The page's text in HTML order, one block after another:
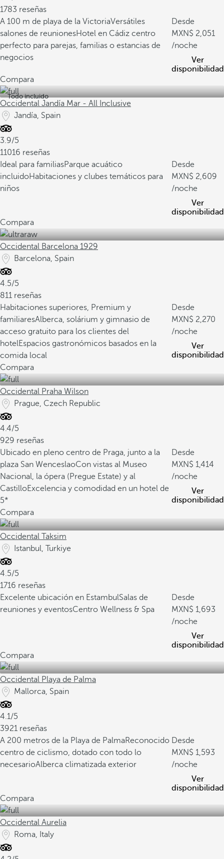
1783 reseñas
A 100 m de playa de la VictoriaVersátiles
salones de reunionesHotel en Cádiz centro
perfecto para parejas, familias o estancias de
negocios
Desde
2,051
/noche
Ver
disponibilidad
Compara
Todo incluido
Occidental Jandía Mar - All Inclusive
Jandía, Spain
3.9/5
11016 reseñas
Ideal para familiasParque acuático
incluidoHabitaciones y clubes temáticos para
niños
Desde
2,609
/noche
Ver
disponibilidad
Compara
Occidental Barcelona 1929
Barcelona, Spain
4.5/5
811 reseñas
Habitaciones superiores, Premium y
familiaresAlberca, solárium y gimnasio de
acceso gratuito para los clientes del
hotelEspacios gastronómicos basados en la
comida local
Desde
2,270
/noche
Ver
disponibilidad
Compara
Occidental Praha Wilson
Prague, Czech Republic
4.4/5
929 reseñas
Ubicado en pleno centro de Praga, junto a la
plaza San WenceslaoCon vistas al Museo
Nacional, la ópera (Pregue Estate) y al
CastilloExcelencia y comodidad en un hotel de
5*
Desde
1,414
/noche
Ver
disponibilidad
Compara
Occidental Taksim
Istanbul, Turkiye
4.5/5
1716 reseñas
Excelente ubicación en EstambulSalas de
reuniones y eventosCentro Wellness & Spa
Desde
1,693
/noche
Ver
disponibilidad
Compara
Occidental Playa de Palma
Mallorca, Spain
4.1/5
3921 reseñas
A 200 metros de la Playa de PalmaReconocido
centro de ciclismo, dotado con todo lo
necesarioAlberca climatizada exterior
Desde
1,593
/noche
Ver
disponibilidad
Compara
Occidental Aurelia
Roma, Italy